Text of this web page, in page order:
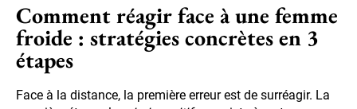
Comment réagir face à une femme
froide : stratégies concrètes en 3
étapes
Face à la distance, la première erreur est de surréagir. La